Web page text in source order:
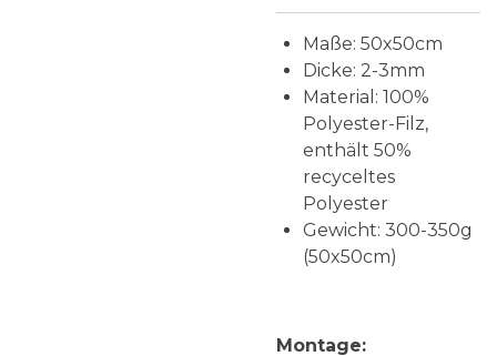
Maße: 50x50cm
Dicke: 2-3mm
Material: 100%
Polyester-Filz,
enthält 50%
recyceltes
Polyester
Gewicht: 300-350g
(50x50cm)
Montage: